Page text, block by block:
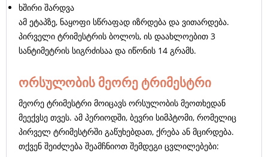
ხშირი შარდვა
ამ ეტაპზე, ნაყოფი სწრაფად იზრდება და ვითარდება.
პირველი ტრიმესტრის ბოლოს, ის დაახლოებით 3
სანტიმეტრის სიგრძისაა და იწონის 14 გრამს.
ორსულობის მეორე ტრიმესტრი
მეორე ტრიმესტრი მოიცავს ორსულობის მეოთხედან
მეექვსე თვეს. ამ პერიოდში, ბევრი სიმპტომი, რომელიც
პირველ ტრიმესტრში გაწუხებდათ, ქრება ან მცირდება.
თქვენ შეიძლება შეამჩნიოთ შემდეგი ცვლილებები: